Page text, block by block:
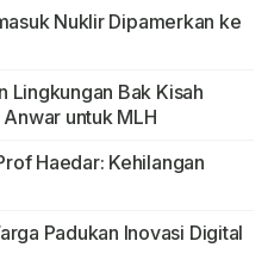
Nuklir Dipamerkan ke
Lingkungan Bak Kisah
untuk MLH
Haedar: Kehilangan
Padukan Inovasi Digital